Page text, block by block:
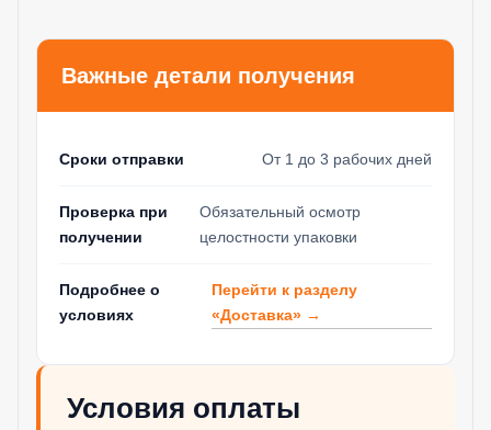
Важные детали получения
Сроки отправки От 1 до 3 рабочих дней
Проверка при
получении
Обязательный осмотр
целостности упаковки
Подробнее о
условиях
Перейти к разделу
«Доставка» →
Условия оплаты